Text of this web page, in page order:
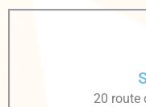
20 route